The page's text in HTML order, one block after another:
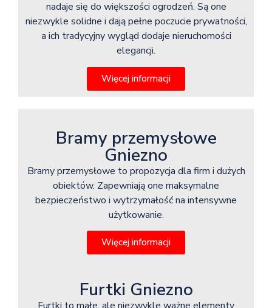
nadaje się do większości ogrodzeń. Są one
niezwykle solidne i dają pełne poczucie prywatności,
a ich tradycyjny wygląd dodaje nieruchomości
elegancji.
Więcej informacji
Bramy przemysłowe
Gniezno
Bramy przemysłowe to propozycja dla firm i dużych
obiektów. Zapewniają one maksymalne
bezpieczeństwo i wytrzymałość na intensywne
użytkowanie.
Więcej informacji
Furtki Gniezno